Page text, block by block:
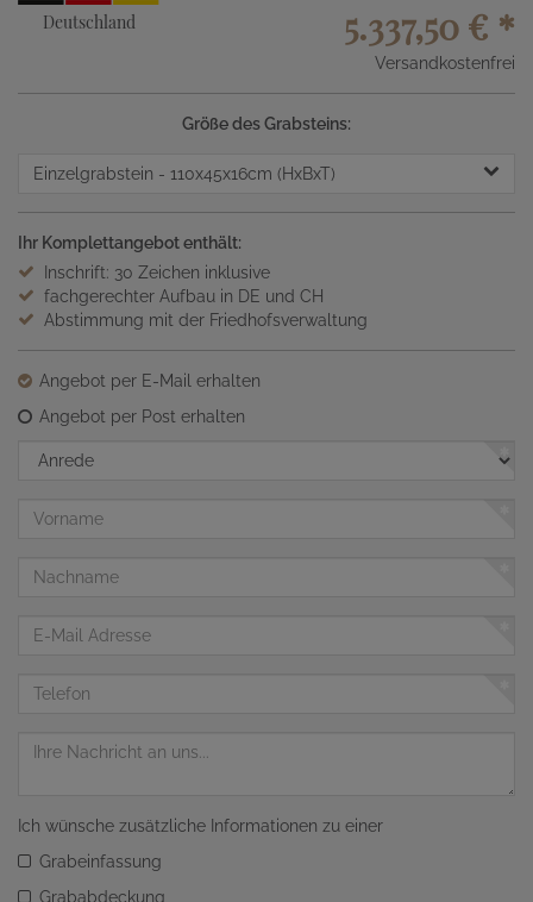
Deutschland
5.337,50 € *
Versandkostenfrei
Größe des Grabsteins:
Einzelgrabstein - 110x45x16cm (HxBxT)
Ihr Komplettangebot enthält:
Inschrift: 30 Zeichen inklusive
fachgerechter Aufbau in DE und CH
Abstimmung mit der Friedhofsverwaltung
Angebot per E-Mail erhalten
Angebot per Post erhalten
Anrede
Vorname
Nachname
Telefon
Nachricht
Ich wünsche zusätzliche Informationen zu einer
Grabeinfassung
Grababdeckung